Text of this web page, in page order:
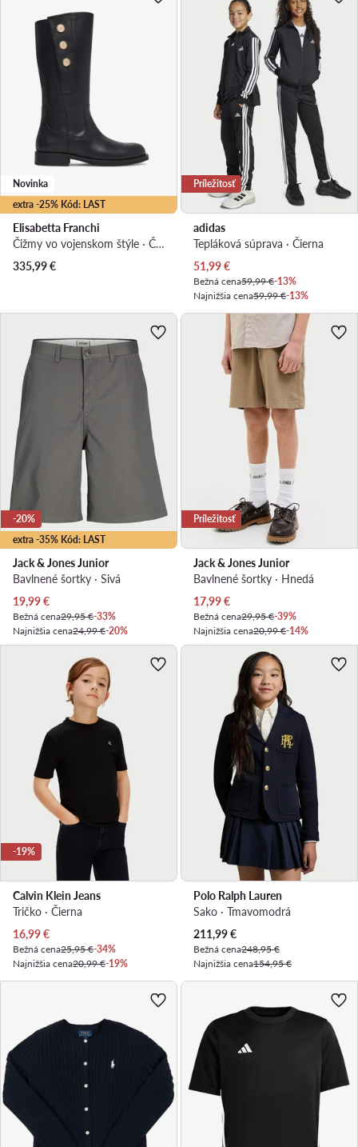
extra -25% Kód: LAST
Novinka
Elisabetta Franchi
Čižmy vo vojenskom štýle · Čierna
335,99€
Príležitosť
adidas
Tepláková súprava · Čierna
Aktuálna cena
51,99€
Bežná cena59,99 €-13%
Najnižšia cena59,99 €-13%
extra -35% Kód: LAST
-20%
Jack & Jones Junior
Bavlnené šortky · Sivá
Aktuálna cena
19,99€
Bežná cena29,95 €-33%
Najnižšia cena24,99 €-20%
Príležitosť
Jack & Jones Junior
Bavlnené šortky · Hnedá
Aktuálna cena
17,99€
Bežná cena29,95 €-39%
Najnižšia cena20,99 €-14%
-19%
Calvin Klein Jeans
Tričko · Čierna
Aktuálna cena
16,99€
Bežná cena25,95 €-34%
Najnižšia cena20,99 €-19%
Polo Ralph Lauren
Sako · Tmavomodrá
Aktuálna cena
211,99€
Bežná cena248,95 €
Najnižšia cena154,95 €